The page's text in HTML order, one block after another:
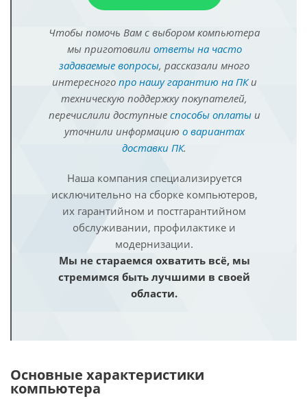
Чтобы помочь Вам с выбором компьютера
мы приготовили ответы на часто
задаваемые вопросы, рассказали много
интересного про нашу гарантию на ПКи
техническую поддержку покупателей,
перечислили доступные способы оплатыи
уточнили информацию о вариантах
доставки ПК.
Наша компания специализируется
исключительно на сборке компьютеров,
их гарантийном и постгарантийном
обслуживании, профилактике и
модернизации.
Мы не стараемся охватить всё, мы
стремимся быть лучшими в своей
области.
Основные характеристики
компьютера